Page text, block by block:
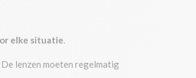
elke situatie.
lenzen moeten regelmatig
zoals het aantal bezoeken, gemiddelde tijd